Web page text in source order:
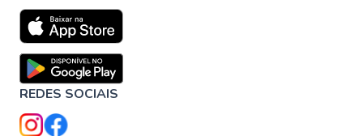
REDES SOCIAIS